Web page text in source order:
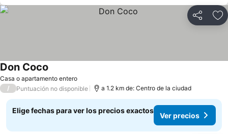
Compartir
Casa o apartamento entero
Don Coco
/ Puntuación no disponible a 1.2 km de: Centro de la ciudad
Elige fechas para ver los precios exactos
Ver precios